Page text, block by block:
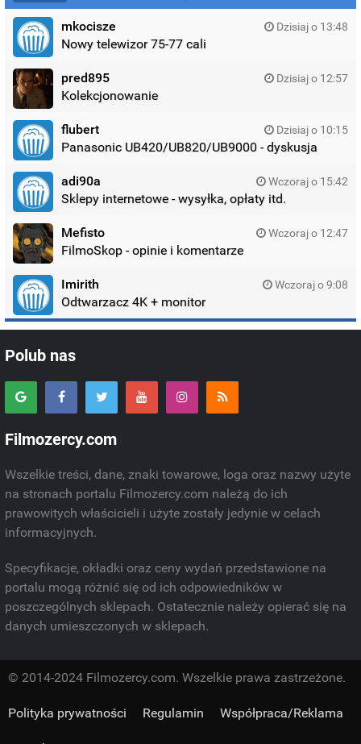
mkocisze Dzisiaj o 13:48
Nowy telewizor 75-77 cali
pred895 Dzisiaj o 12:57
Kolekcjonowanie
flubert Dzisiaj o 10:15
Panasonic UB420/UB820/UB9000 - dyskusja
adi90a Wczoraj o 15:42
Sklepy internetowe - wysyłka, opłaty itd.
Mefisto Wczoraj o 12:47
FilmoSkop - opinie i komentarze
Imirith Wczoraj o 9:08
Odtwarzacz 4K + monitor
Polub nas
Filmozercy.com
Wszelkie treści, dane, znaki towarowe, loga oraz nazwy użyte
na stronach portalu Filmozercy.com należą do ich
prawowitych właścicieli i użyte zostały jedynie w celach
informacyjnych.
Specyfikacje, okładki oraz ceny wydań przedstawione na
portalu mogą różnić się od ich odpowiedników w
poszczególnych sklepach. Ostatecznie należy opierać się na
danych umieszczonych w sklepach.
© 2014-2024 Filmozercy.com. Wszelkie prawa zastrzeżone.
Polityka prywatności Regulamin Współpraca/Reklama